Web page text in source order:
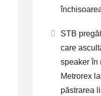
STB
care
speaker în
Metrorex
păstrarea